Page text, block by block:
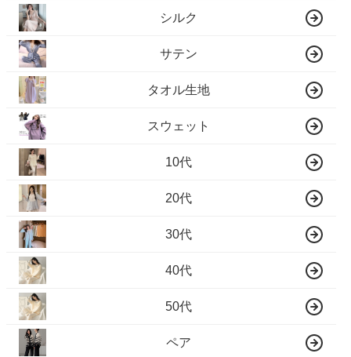
シルク
サテン
タオル生地
スウェット
10代
20代
30代
40代
50代
ペア